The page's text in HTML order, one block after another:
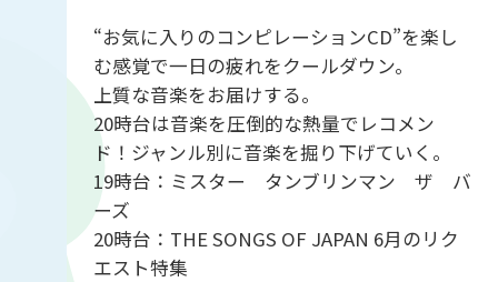
“お気に入りのコンピレーションCD”を楽し
む感覚で一日の疲れをクールダウン。
上質な音楽をお届けする。
20時台は音楽を圧倒的な熱量でレコメン
ド！ジャンル別に音楽を掘り下げていく。
19時台：ミスター タンブリンマン ザ バ
ーズ
20時台：THE SONGS OF JAPAN 6月のリク
エスト特集